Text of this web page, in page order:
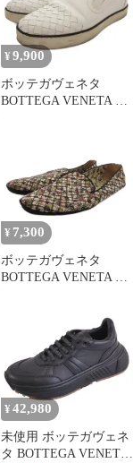
USED
¥ 9,900
ボッテガヴェネタ
BOTTEGA VENETA ス
ト /FF ■GY62
¥ 7,300
ボッテガヴェネタ
BOTTEGA VENETA ス
ラー /FF ■IBO100
¥ 42,980
未使用 ボッテガヴェネ
タ BOTTEGA VENETA